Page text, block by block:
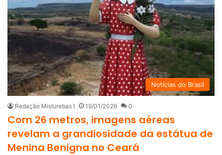
Notícias do Brasil
Redação Misturebas I 19/01/2026 0
Com 26 metros, imagens aéreas
revelam a grandiosidade da estátua de
Menina Benigna no Ceará